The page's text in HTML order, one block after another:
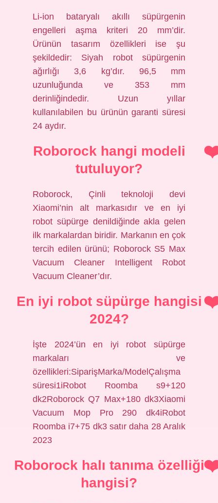
Li-ion bataryalı akıllı süpürgenin
engelleri aşma kriteri 20 mm’dir.
Ürünün tasarım özellikleri ise şu
şekildedir: Siyah robot süpürgenin
ağırlığı 3,6 kg’dır. 96,5 mm
uzunluğunda ve 353 mm
derinliğindedir. Uzun yıllar
kullanılabilen bu ürünün garanti süresi
24 aydır.
Roborock hangi modeli
tutuluyor?
Roborock, Çinli teknoloji devi
Xiaomi’nin alt markasıdır ve en iyi
robot süpürge denildiğinde akla gelen
ilk markalardan biridir. Markanın en çok
tercih edilen ürünü; Roborock S5 Max
Vacuum Cleaner Intelligent Robot
Vacuum Cleaner’dır.
En iyi robot süpürge hangisi
2024?
İşte 2024’ün en iyi robot süpürge
markaları ve
özellikleri:SiparişMarka/ModelÇalışma
süresi1iRobot Roomba s9+120
dk2Roborock Q7 Max+180 dk3Xiaomi
Vacuum Mop Pro 290 dk4iRobot
Roomba i7+75 dk3 satır daha 28 Aralık
2023
Roborock halı tanıma özelliği
hangisi?